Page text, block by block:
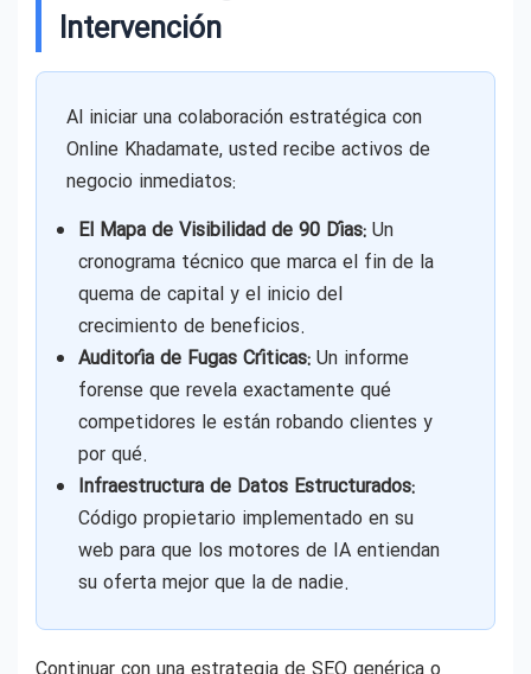
Intervención
Al iniciar una colaboración estratégica con
Online Khadamate, usted recibe activos de
negocio inmediatos:
El Mapa de Visibilidad de 90 Días: Un
cronograma técnico que marca el fin de la
quema de capital y el inicio del
crecimiento de beneficios.
Auditoría de Fugas Críticas: Un informe
forense que revela exactamente qué
competidores le están robando clientes y
por qué.
Infraestructura de Datos Estructurados:
Código propietario implementado en su
web para que los motores de IA entiendan
su oferta mejor que la de nadie.